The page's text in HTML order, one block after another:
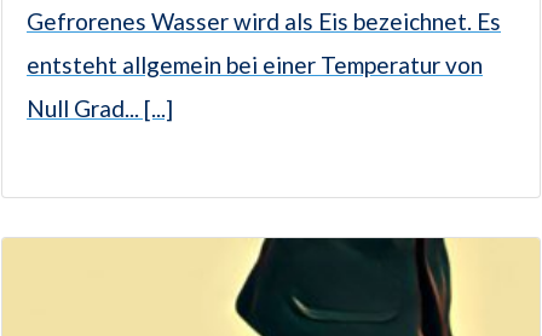
Gefrorenes Wasser wird als Eis bezeichnet. Es
entsteht allgemein bei einer Temperatur von
Null Grad... [...]